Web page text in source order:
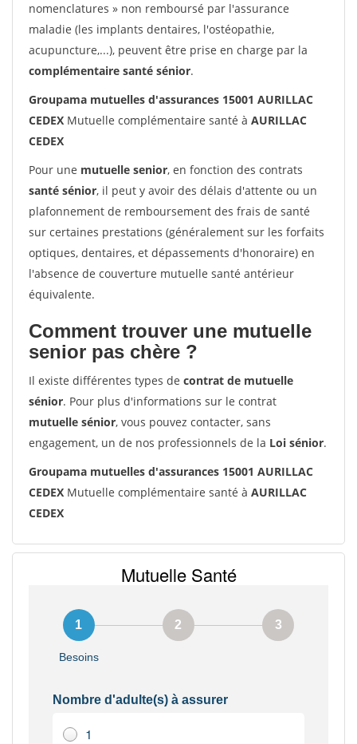
nomenclatures » non remboursé par l'assurance
maladie (les implants dentaires, l'ostéopathie,
acupuncture,...), peuvent être prise en charge par la
complémentaire santé sénior.
Groupama mutuelles d'assurances 15001 AURILLAC
CEDEX Mutuelle complémentaire santé à AURILLAC
CEDEX
Pour une mutuelle senior, en fonction des contrats
santé sénior, il peut y avoir des délais d'attente ou un
plafonnement de remboursement des frais de santé
sur certaines prestations (généralement sur les forfaits
optiques, dentaires, et dépassements d'honoraire) en
l'absence de couverture mutuelle santé antérieur
équivalente.
Comment trouver une mutuelle
senior pas chère ?
Il existe différentes types de contrat de mutuelle
sénior. Pour plus d'informations sur le contrat
mutuelle sénior, vous pouvez contacter, sans
engagement, un de nos professionnels de la Loi sénior.
Groupama mutuelles d'assurances 15001 AURILLAC
CEDEX Mutuelle complémentaire santé à AURILLAC
CEDEX